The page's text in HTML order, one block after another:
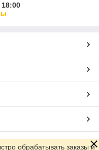
обрабатывать заказы и